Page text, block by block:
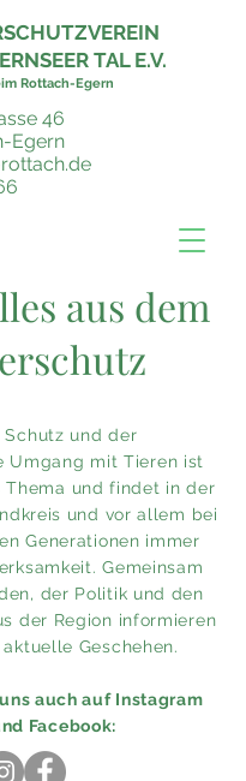
TAL E.V.
Rottach-Egern
46
Egern
aus dem
Schutz und der
Umgang mit Tieren ist
Thema und findet inder
und vor allem bei
Generationen immer
Gemeinsam
der Politik und den
der Region informieren
Geschehen.
auch auf Instagram
Facebook: